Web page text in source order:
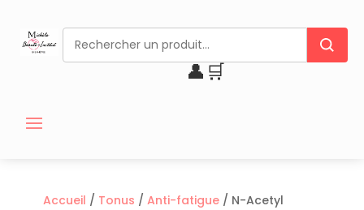
👤 🛒
Accueil / Tonus / Anti-fatigue/ N-Acetyl